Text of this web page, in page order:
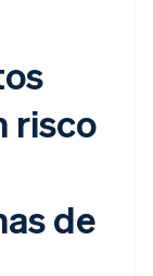
risco
de